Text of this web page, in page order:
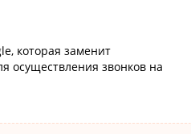
которая заменит
осуществления звонков на